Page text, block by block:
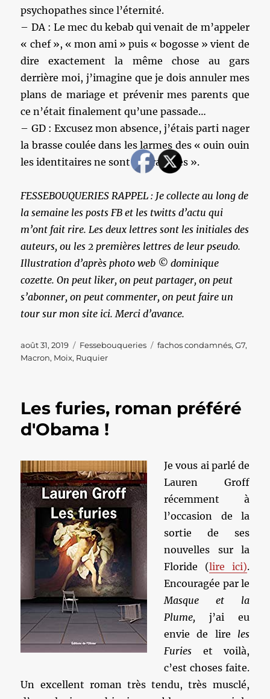
psychopathes since l’éternité.
– DA : Le mec du kebab qui venait de m’appeler
« chef », « mon ami » puis « bogosse » vient de
dire exactement la même chose au gars
derrière moi, j’imagine que je dois annuler mes
plans de mariage et prévenir mes parents que
ce n’était finalement qu’une passade…
– GD : Excusez mon absence, j’étais parti nager
la brasse coulée dans les larmes des « ouin ouin
les identitaires ne sont pas racistes ».
FESSEBOUQUERIES RAPPEL : Je collecte au long de
la semaine les posts FB et les twitts d’actu qui
m’ont fait rire. Les deux lettres sont les initiales des
auteurs, ou les 2 premières lettres de leur pseudo.
Illustration d’après photo web © dominique
cozette. On peut liker, on peut partager, on peut
s’abonner, on peut commenter, on peut faire un
tour sur mon site ici. Merci d’avance.
Publié
le
août 31, 2019 Catégories
Fessebouqueries Étiquettes
fachos condamnés,G7,
Macron, Moix, Ruquier
Les furies, roman préféré
d'Obama !
Je vous ai parlé de
Lauren Groff
récemment à
l’occasion de la
sortie de ses
nouvelles sur la
Floride (lire ici).
Encouragée par le
Masque et la
Plume, j’ai eu
envie de lire les
Furies et voilà,
c’est choses faite.
Un excellent roman très tendu, très musclé,